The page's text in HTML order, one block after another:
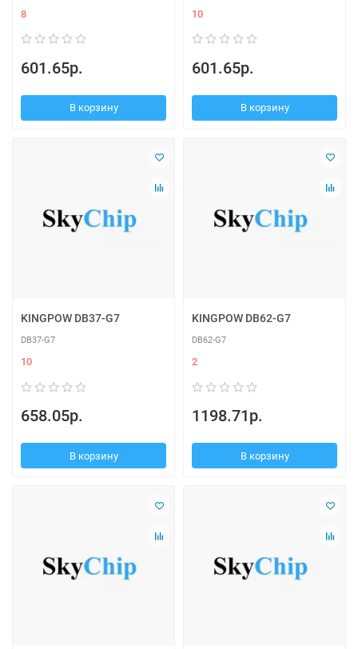
8
601.65р.
В корзину
10
601.65р.
В корзину
KINGPOW DB37-G7
DB37-G7
10
658.05р.
В корзину
KINGPOW DB62-G7
DB62-G7
2
1198.71р.
В корзину